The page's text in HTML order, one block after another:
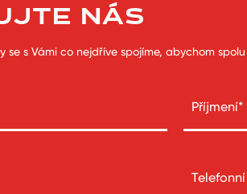
NÁS
se s Vámi co nejdříve spojíme, abychom